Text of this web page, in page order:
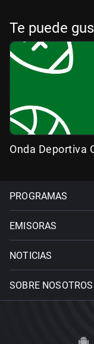
Te puede
Onda Deportiva
PROGRAMAS
EMISORAS
NOTICIAS
SOBRE NOSOTROS